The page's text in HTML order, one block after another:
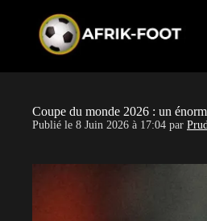
Coupe du monde 2026 : un
Publié le 8 Juin 2026 à 17:04 par